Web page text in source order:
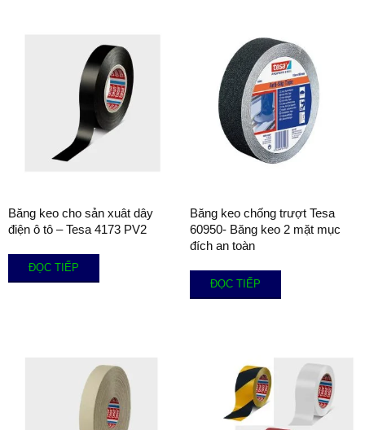
Băng keo cho sản xuât dây
điện ô tô – Tesa 4173 PV2
ĐỌC TIẾP
Băng keo chống trượt Tesa
60950- Băng keo 2 mặt mục
đích an toàn
ĐỌC TIẾP